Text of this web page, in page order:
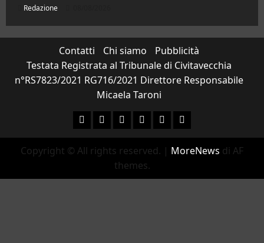
Redazione
Contatti Chi siamo
Pubblicità
Testata Registrata al Tribunale di Civitavecchia
n°RS7823/2021 RG716/2021 Direttore Responsabile
Micaela Taroni
FacebookInstagram
YouTubeTwitterEmailEnte
Parco
Naturale
Copyright © All rights reserved. | MoreNews di AF
themes.